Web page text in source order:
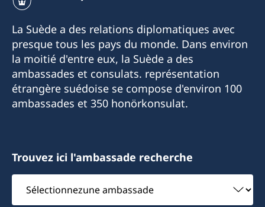
+241 (0) 65498787
Courriel
swedenlbv@gmail.com
Adresse de visite:
Immeuble La Vague
Consul honoraire
Wilhelmina Van De Ven
La Suède a des relations diplomatiques avec
presque tous les pays du monde. Dans environ
la moitié d'entre eux, la Suède a des
ambassades et consulats. représentation
étrangère suédoise se compose d'environ 100
ambassades et 350 honörkonsulat.
Trouvez ici l'ambassade recherche
Sélectionnezune
ambassade